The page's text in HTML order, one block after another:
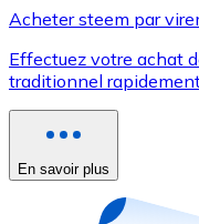
Utilisez les
Acheter avec carte
Nouveau
Acheter steem par
Effectuez votre achat
traditionnel
En savoir plus